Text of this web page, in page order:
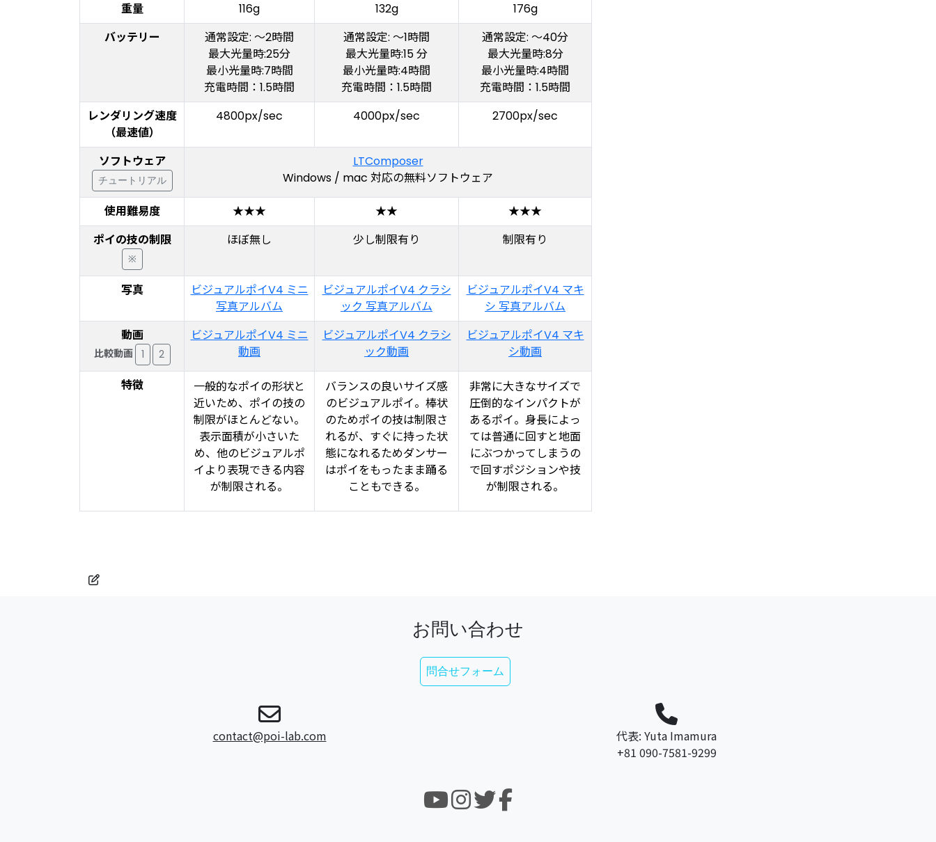
重量
116g 132g
176g
バッテリー
通常設定: ～2時間
最大光量時:25分
最小光量時:7時間
充電時間：1.5時間
通常設定: ～1時間
最大光量時:15 分
最小光量時:4時間
充電時間：1.5時間
通常設定: ～40分
最大光量時:8分
最小光量時:4時間
充電時間：1.5時間
レンダリング速度
（最速値）
4800px/sec 4000px/sec 2700px/sec
ソフトウェア
チュートリアル
LTComposer
Windows / mac 対応の無料ソフトウェア
使用難易度 ★★★ ★★
★★★
ポイの技の制限
※
ほぼ無し 少し制限有り 制限有り
写真
ビジュアルポイV4 ミニ
写真アルバム
ビジュアルポイV4 クラシ
ック 写真アルバム
ビジュアルポイV4 マキ
シ 写真アルバム
動画
比較動画 1 2
ビジュアルポイV4 ミニ
動画
ビジュアルポイV4 クラシ
ック動画
ビジュアルポイV4 マキ
シ動画
特徴
一般的なポイの形状と
近いため、ポイの技の
制限がほとんどない。
表示面積が小さいた
め、他のビジュアルポ
イより表現できる内容
が制限される。
バランスの良いサイズ感
のビジュアルポイ。棒状
のためポイの技は制限さ
れるが、すぐに持った状
態になれるためダンサー
はポイをもったまま踊る
こともできる。
非常に大きなサイズで
圧倒的なインパクトが
あるポイ。身長によっ
ては普通に回すと地面
にぶつかってしまうの
で回すポジションや技
が制限される。
お問い合わせ
問合せフォーム
contact@poi-lab.com
代表: Yuta Imamura
+81 090-7581-9299